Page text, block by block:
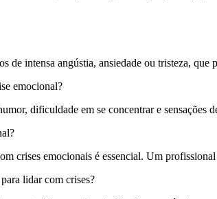
de intensa angústia, ansiedade ou tristeza,
emocional?
dificuldade em se concentrar e sensações
crises emocionais é essencial. Um
lidar com crises?